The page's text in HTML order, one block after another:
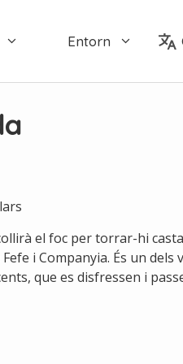
Entorn
el foc per torrar-hi
i Companyia. És un dels
que es disfressen i